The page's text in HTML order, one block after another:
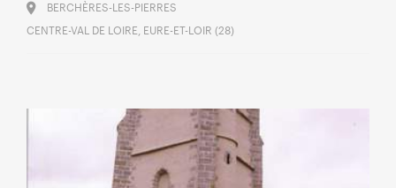
BERCHÈRES-LES-PIERRES
CENTRE-VAL DE LOIRE, EURE-ET-LOIR (28)